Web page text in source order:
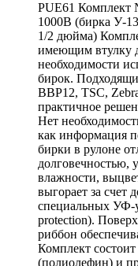
PUE61 Комплект
1000В (бирка У-
1/2 дюйма)
имеющим втулку
необходимости
бирок.
BBP12, TSC,
практичное
Нет
как информация
бирки в рулоне
долговечностью,
влажности,
выгорает за счет
специальных УФ-
protеction).
риббон
Комплект
(полиолефин) и